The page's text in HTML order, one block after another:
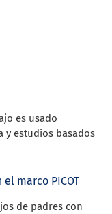
es usado
y estudios basados
marco PICOT
de padres con